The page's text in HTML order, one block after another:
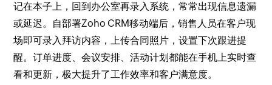
记在本子上，回到办公室再录入系统，常常出现信息遗漏
或延迟。自部署Zoho CRM移动端后，销售人员在客户现
场即可录入拜访内容，上传合同照片，设置下次跟进提
醒。订单进度、会议安排、活动计划都能在手机上实时查
看和更新，极大提升了工作效率和客户满意度。